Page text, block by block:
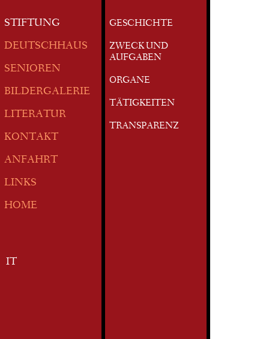
STIFTUNG
DEUTSCHHAUS
SENIOREN
BILDERGALERIE
LITERATUR
KONTAKT
ANFAHRT
LINKS
HOME
IT
GESCHICHTE
ZWECK UND
AUFGABEN
ORGANE
TÄTIGKEITEN
TRANSPARENZ